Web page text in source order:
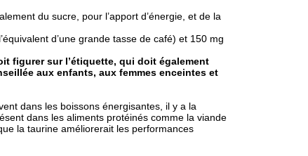
du sucre, pour l’apport d’énergie, et de la
d’une grande tasse de café) et 150 mg
figurer sur l’étiquette, qui doit également
aux enfants, aux femmes enceintes et
dans les boissons énergisantes, il y a la
dans les aliments protéinés comme la viande
la taurine améliorerait les performances